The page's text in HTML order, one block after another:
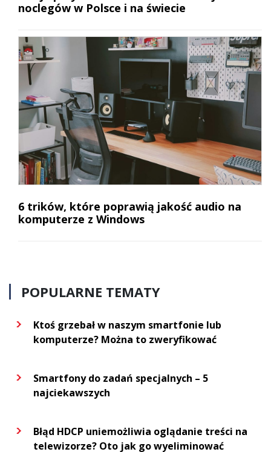
noclegów w Polsce i na świecie
6 trików, które poprawią jakość audio na
komputerze z Windows
POPULARNE TEMATY
Ktoś grzebał w naszym smartfonie lub
komputerze? Można to zweryfikować
Smartfony do zadań specjalnych – 5
najciekawszych
Błąd HDCP uniemożliwia oglądanie treści na
telewizorze? Oto jak go wyeliminować